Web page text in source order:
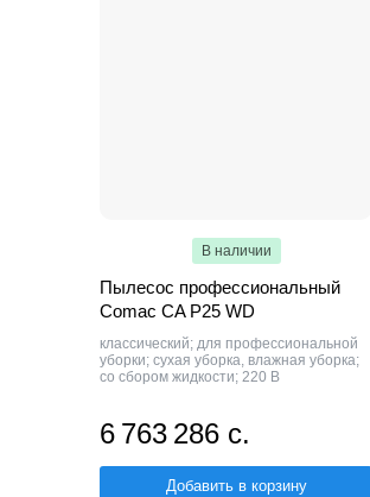
В наличии
Пылесос профессиональный
Comac CA P25 WD
классический; для профессиональной
уборки; сухая уборка, влажная уборка;
со сбором жидкости; 220 В
6 763 286 с.
Добавить в корзину